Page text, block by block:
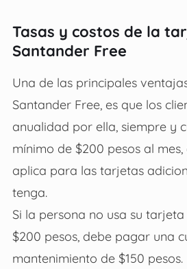
Tasas y costos de la
Santander Free
Una de las principales
Santander Free, es que los
anualidad por ella, siempre y
mínimo de $200 pesos al
aplica para las tarjetas
tenga.
Si la persona no usa su
$200 pesos, debe pagar una
mantenimiento de $150 pesos.